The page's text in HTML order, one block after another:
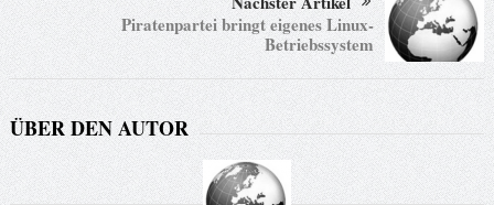
Piratenpartei bringt eigenes Linux-
Betriebssystem
ÜBER DEN AUTOR